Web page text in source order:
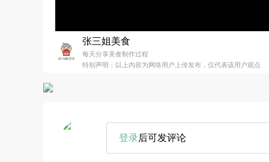
张三姐美食
每天分享美食制作过程
特别声明：以上内容为网络用户上传发布，仅代表该用户观点
登录后可发评论